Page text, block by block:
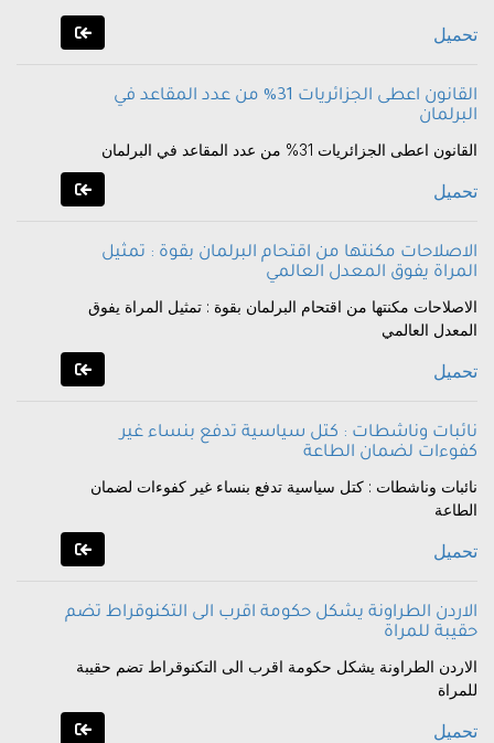
تحميل
القانون اعطى الجزائريات 31% من عدد المقاعد في
البرلمان
القانون اعطى الجزائريات 31% من عدد المقاعد في البرلمان
تحميل
الاصلاحات مكنتها من اقتحام البرلمان بقوة : تمثيل
المراة يفوق المعدل العالمي
الاصلاحات مكنتها من اقتحام البرلمان بقوة : تمثيل المراة يفوق
المعدل العالمي
تحميل
نائبات وناشطات : كتل سياسية تدفع بنساء غير
كفوءات لضمان الطاعة
نائبات وناشطات : كتل سياسية تدفع بنساء غير كفوءات لضمان
الطاعة
تحميل
الاردن الطراونة يشكل حكومة اقرب الى التكنوقراط تضم
حقيبة للمراة
الاردن الطراونة يشكل حكومة اقرب الى التكنوقراط تضم حقيبة
للمراة
تحميل